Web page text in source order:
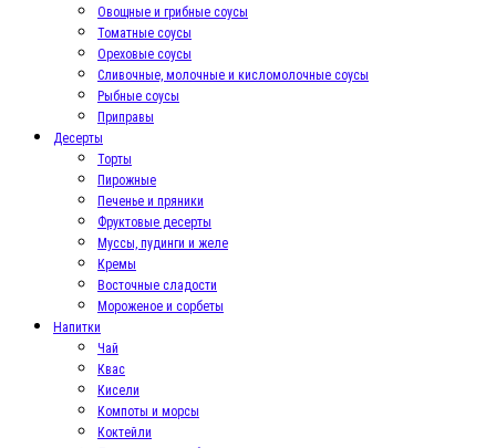
Овощные и грибные соусы
Томатные соусы
Ореховые соусы
Сливочные, молочные и кисломолочные соусы
Рыбные соусы
Приправы
Десерты
Торты
Пирожные
Печенье и пряники
Фруктовые десерты
Муссы, пудинги и желе
Кремы
Восточные сладости
Мороженое и сорбеты
Напитки
Чай
Квас
Кисели
Компоты и морсы
Коктейли